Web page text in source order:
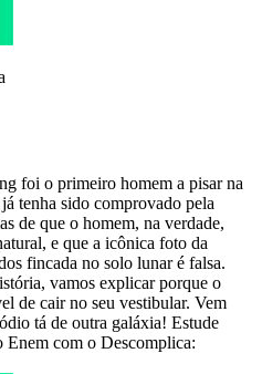
foi o primeiro homem a pisar na
tenha sido comprovado pela
de que o homem, na verdade,
e que a icônica foto da
fincada no solo lunar é falsa.
vamos explicar porque o
de cair no seu vestibular. Vem
tá de outra galáxia! Estude
Enem com o Descomplica: